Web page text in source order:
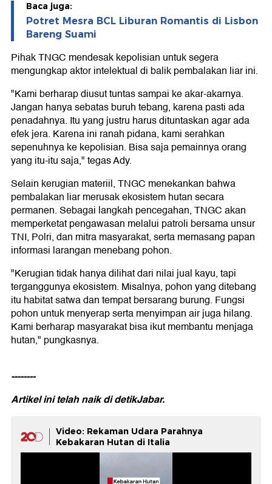
Baca juga:
Potret Mesra BCL Liburan Romantis di Lisbon
Bareng Suami
Pihak TNGC mendesak kepolisian untuk segera
mengungkap aktor intelektual di balik pembalakan liar ini.
"Kami berharap diusut tuntas sampai ke akar-akarnya.
Jangan hanya sebatas buruh tebang, karena pasti ada
penadahnya. Itu yang justru harus dituntaskan agar ada
efek jera. Karena ini ranah pidana, kami serahkan
sepenuhnya ke kepolisian. Bisa saja pemainnya orang
yang itu-itu saja," tegas Ady.
Selain kerugian materiil, TNGC menekankan bahwa
pembalakan liar merusak ekosistem hutan secara
permanen. Sebagai langkah pencegahan, TNGC akan
memperketat pengawasan melalui patroli bersama unsur
TNI, Polri, dan mitra masyarakat, serta memasang papan
informasi larangan menebang pohon.
"Kerugian tidak hanya dilihat dari nilai jual kayu, tapi
terganggunya ekosistem. Misalnya, pohon yang ditebang
itu habitat satwa dan tempat bersarang burung. Fungsi
pohon untuk menyerap serta menyimpan air juga hilang.
Kami berharap masyarakat bisa ikut membantu menjaga
hutan," pungkasnya.
--------
Artikel ini telah naik didetikJabar.
Video: Rekaman Udara Parahnya
Kebakaran Hutan di Italia